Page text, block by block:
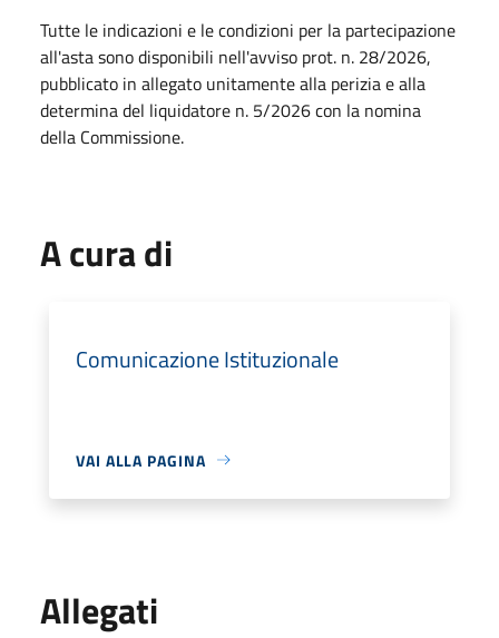
Tutte le indicazioni e le condizioni per la partecipazione
all'asta sono disponibili nell'avviso prot. n. 28/2026,
pubblicato in allegato unitamente alla perizia e alla
determina del liquidatore n. 5/2026 con la nomina
della Commissione.
A cura di
Comunicazione Istituzionale
VAI ALLA PAGINA
Allegati